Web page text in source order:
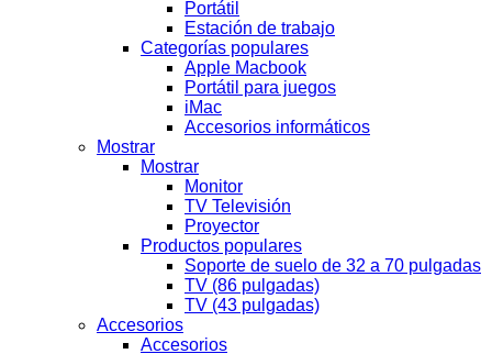
Portátil
Estación de trabajo
Categorías populares
Apple Macbook
Portátil para juegos
iMac
Accesorios informáticos
Mostrar
Mostrar
Monitor
TV Televisión
Proyector
Productos populares
Soporte de suelo de 32 a 70 pulgadas
TV (86 pulgadas)
TV (43 pulgadas)
Accesorios
Accesorios